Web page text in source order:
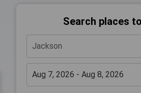
Search places